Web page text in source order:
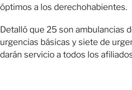
óptimos a los derechohabientes.
Detalló que 25 son ambulancias
urgencias básicas y siete de
darán servicio a todos los